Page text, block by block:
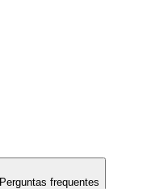
Perguntas frequentes